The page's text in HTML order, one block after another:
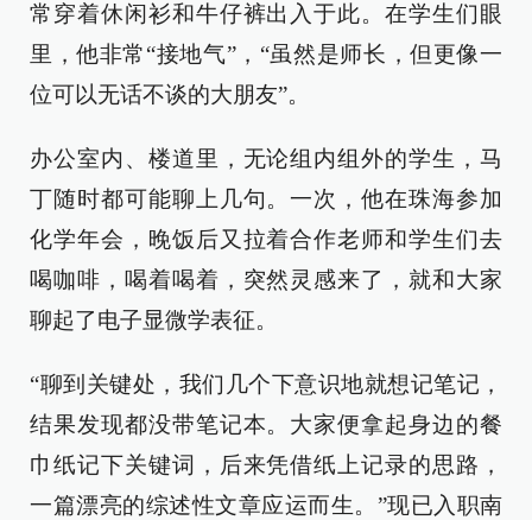
常穿着休闲衫和牛仔裤出入于此。在学生们眼
里，他非常“接地气”，“虽然是师长，但更像一
位可以无话不谈的大朋友”。
办公室内、楼道里，无论组内组外的学生，马
丁随时都可能聊上几句。一次，他在珠海参加
化学年会，晚饭后又拉着合作老师和学生们去
喝咖啡，喝着喝着，突然灵感来了，就和大家
聊起了电子显微学表征。
“聊到关键处，我们几个下意识地就想记笔记，
结果发现都没带笔记本。大家便拿起身边的餐
巾纸记下关键词，后来凭借纸上记录的思路，
一篇漂亮的综述性文章应运而生。”现已入职南